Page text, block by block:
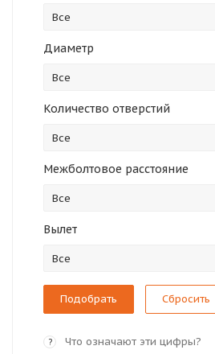
Все
Диаметр
Все
Количество отверстий
Все
Межболтовое расстояние
Все
Вылет
Все
Сбросить
? Что означают эти цифры?